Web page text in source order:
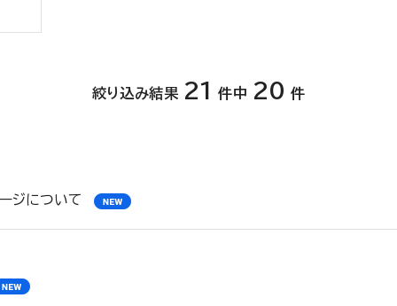
絞り込み結果 21 件中 20 件
ジについて